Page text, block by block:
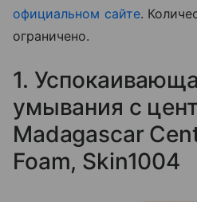
официальном сайте.
ограничено.
1.
умывания с
Madagascar
Foam, Skin1004